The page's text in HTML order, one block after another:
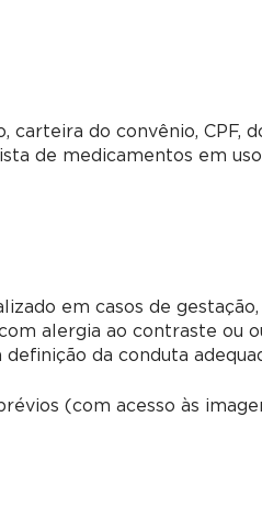
carteira do convênio, CPF,
de medicamentos em
em casos de
alergia ao contraste ou
da conduta
(com acesso às